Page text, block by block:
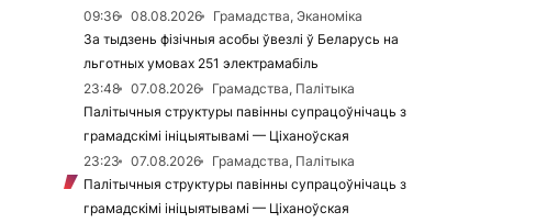
09:36
08.08.2026
Грамадства, Эканоміка
За тыдзень фізічныя асобы ўвезлі ў Беларусь на
льготных умовах 251 электрамабіль
23:48
07.08.2026
Грамадства, Палітыка
Палітычныя структуры павінны супрацоўнічаць з
грамадскімі ініцыятывамі — Ціханоўская
23:23
07.08.2026
Грамадства, Палітыка
Палітычныя структуры павінны супрацоўнічаць з
грамадскімі ініцыятывамі — Ціханоўская